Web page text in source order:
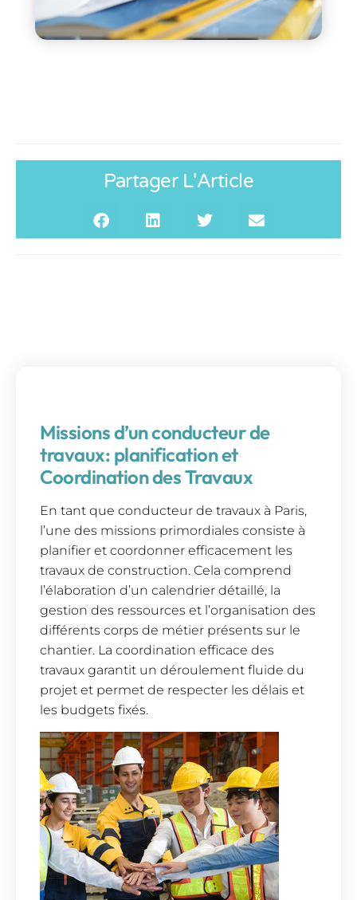
Partager L'Article
Missions d’un conducteur de
travaux: planification et
Coordination des Travaux
En tant que conducteur de travaux à Paris,
l’une des missions primordiales consiste à
planifier et coordonner efficacement les
travaux de construction. Cela comprend
l’élaboration d’un calendrier détaillé, la
gestion des ressources et l’organisation des
différents corps de métier présents sur le
chantier. La coordination efficace des
travaux garantit un déroulement fluide du
projet et permet de respecter les délais et
les budgets fixés.